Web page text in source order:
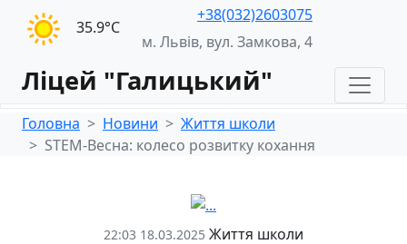
35.9°С
+38(032)2603075
м. Львів, вул. Замкова, 4
Ліцей "Галицький"
Головна Новини
Життя школи
STEM-Весна: колесо розвитку кохання
22:03 18.03.2025 Життя школи